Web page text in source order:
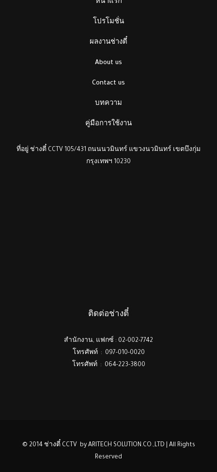
หน้าแรก
โปรโมชั่น
ผลงานช่างตี๋
About us
Contact us
บทความ
คู่มือการใช้งาน
ที่อยู่ ช่างตี๋ CCTV 105/431 ถนนนวมินทร์ แขวงนวมินทร์ เขตบึงกุ่ม
กรุงเทพฯ 10230
ติดต่อช่างตี๋
สำนักงาน, แฟกซ์ : 02-002-7742
โทรศัพท์ : 097-010-0020
โทรศัพท์ : 064-223-3800
© 2014 ช่างตี๋ CCTV by ARITECH SOLUTION.CO.,LTD | All Rights
Reserved